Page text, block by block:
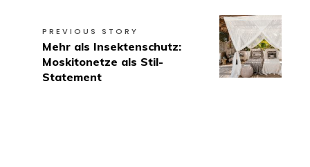
PREVIOUS STORY
Mehr als Insektenschutz:
Moskitonetze als Stil-
Statement